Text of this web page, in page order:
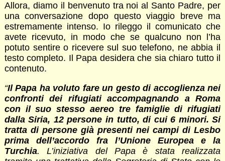
Allora, diamo il benvenuto tra noi al Santo Padre, per
una conversazione dopo questo viaggio breve ma
estremamente intenso. Io rileggo il comunicato che
avete ricevuto, in modo che se qualcuno non l’ha
potuto sentire o ricevere sul suo telefono, ne abbia il
testo completo. Il Papa desidera che sia chiaro tutto il
contenuto.
“Il Papa ha voluto fare un gesto di accoglienza nei
confronti dei rifugiati accompagnando a Roma
con il suo stesso aereo tre famiglie di rifugiati
dalla Siria, 12 persone in tutto, di cui 6 minori. Si
tratta di persone già presenti nei campi di Lesbo
prima dell’accordo fra l’Unione Europea e la
Turchia. L’iniziativa del Papa è stata realizzata